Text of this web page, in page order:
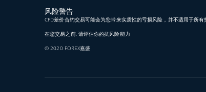
风险警告
CFD差价合约交易可能会为您带来实质性的亏损风险，并不适用于所有
在您交易之前, 请评估你的抗风险能力
© 2020 FOREX嘉盛